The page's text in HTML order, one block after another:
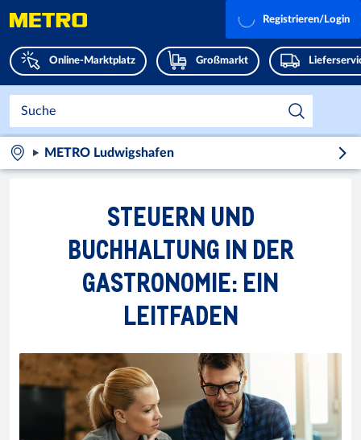
Online-Marktplatz Großmarkt
Registrieren/Login
METRO Ludwigshafen
STEUERN UND
BUCHHALTUNG IN DER
GASTRONOMIE: EIN
LEITFADEN